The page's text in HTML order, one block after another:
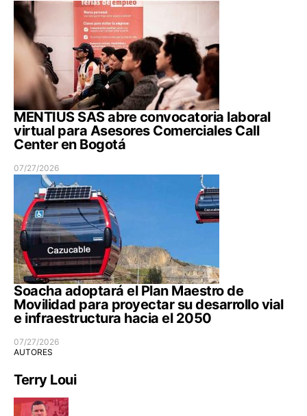
MENTIUS SAS abre convocatoria laboral
virtual para Asesores Comerciales Call
Center en Bogotá
07/27/2026
Soacha adoptará el Plan Maestro de
Movilidad para proyectar su desarrollo vial
e infraestructura hacia el 2050
07/27/2026
AUTORES
Terry Loui